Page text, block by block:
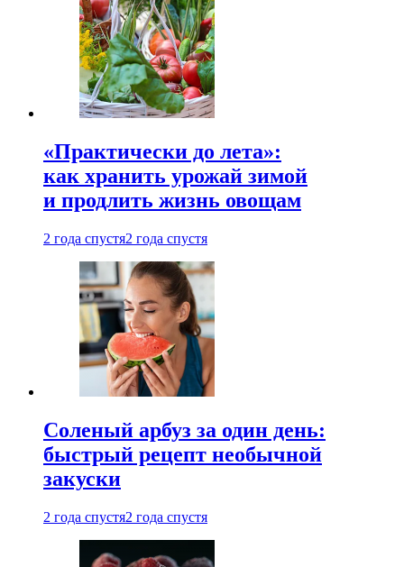
«Практически до лета»:
как хранить урожай зимой
и продлить жизнь овощам
2 года спустя2 года спустя
Соленый арбуз за один день:
быстрый рецепт необычной
закуски
2 года спустя2 года спустя